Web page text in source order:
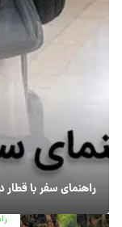
راهنمای سفر با